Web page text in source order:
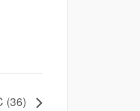
(36)